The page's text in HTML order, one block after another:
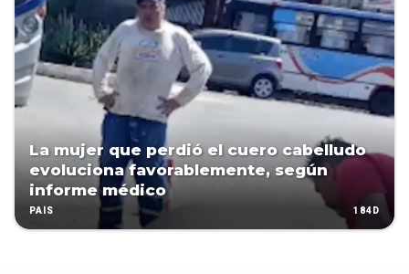
La mujer que perdió el cuero cabelludo
evoluciona favorablemente, según
informe médico
PAÍS 184D